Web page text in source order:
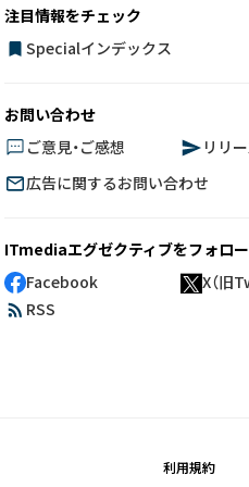
注目情報をチェック
Specialインデックス
お問い合わせ
ご意見・ご感想
リリ
広告に関するお問い合わせ
ITmediaエグゼクティブをフォロー
Facebook
X（旧
RSS
利用規約